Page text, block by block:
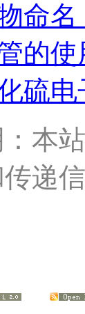
命
的
硫
本
递